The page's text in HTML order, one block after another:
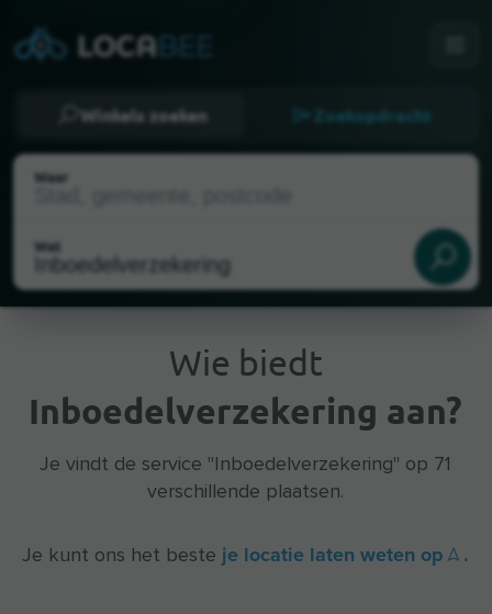
Winkels zoeken Zoekopdracht
Waar
Wat
Huidige locatie
Wie biedt
Inboedelverzekering aan?
Je vindt de service "Inboedelverzekering" op 71
verschillende plaatsen.
Je kunt ons het beste je locatie laten weten op .